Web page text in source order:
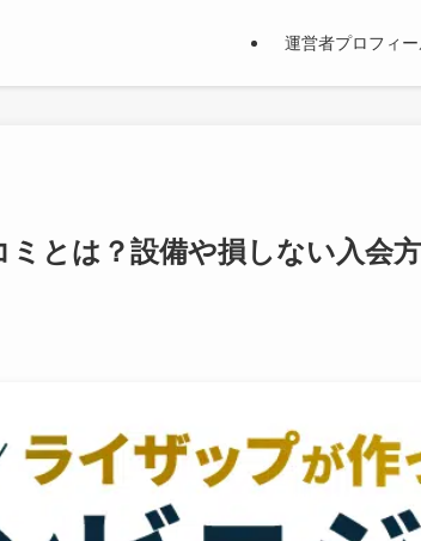
運営者プロフィ
とは？設備や損しない入会